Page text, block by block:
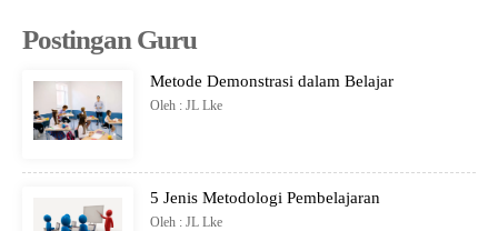
Postingan Guru
Metode Demonstrasi dalam Belajar
Oleh : JL Lke
5 Jenis Metodologi Pembelajaran
Oleh : JL Lke